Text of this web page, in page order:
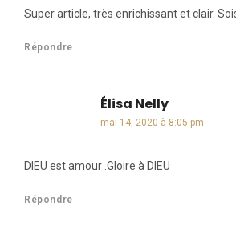
Super article, très enrichissant et clair.
Répondre
Élisa Nellydit :
mai 14, 2020 à 8:05 pm
DIEU est amour .Gloire à DIEU
Répondre